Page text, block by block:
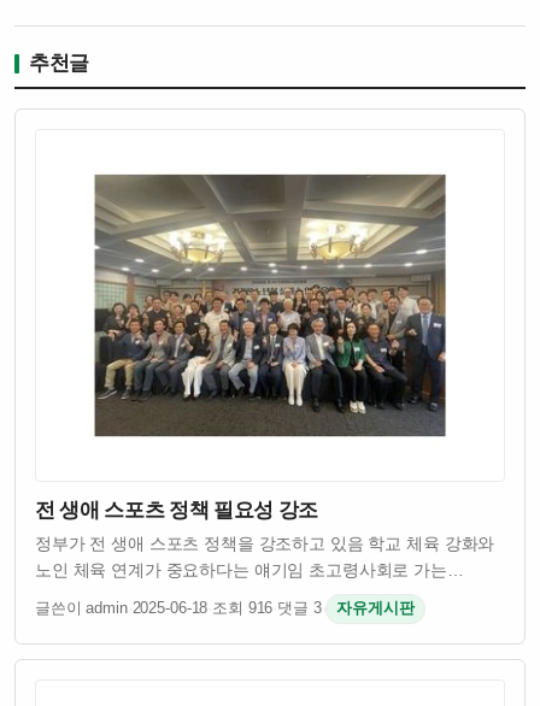
추천글
전 생애 스포츠 정책 필요성 강조
정부가 전 생애 스포츠 정책을 강조하고 있음 학교 체육 강화와
노인 체육 연계가 중요하다는 얘기임 초고령사회로 가는
한국에서 건강한 노년을 위한 체육 정책이 절실함 스포츠를
통해 어릴 때부터 건강하게 키우고 늙을수록도 운동으로 삶의
질 유지하려는 접근이 필요하다는 거임…
글쓴이 admin·2025-06-18·조회 916·댓글 3· 자유게시판